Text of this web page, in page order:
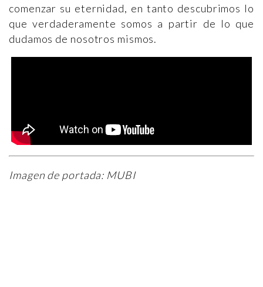
comenzar su eternidad, en tanto descubrimos lo
que verdaderamente somos a partir de lo que
dudamos de nosotros mismos.
Imagen de portada: MUBI